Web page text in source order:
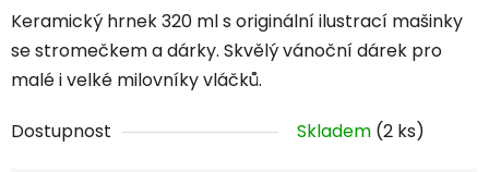
Keramický hrnek 320 ml s originální ilustrací mašinky
se stromečkem a dárky. Skvělý vánoční dárek pro
malé i velké milovníky vláčků.
Dostupnost Skladem (2 ks)